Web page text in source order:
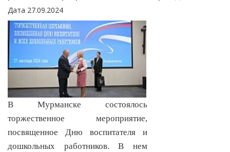
Дата 27.09.2024
В Мурманске состоялось
торжественное мероприятие,
посвященное Дню воспитателя и
дошкольных работников. В нем